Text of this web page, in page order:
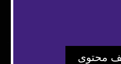
هي الأخرى يمكنها إنتاج سوائل
القيمة الغذائية.
محتوى